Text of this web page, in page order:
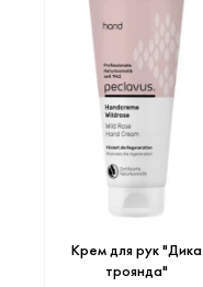
Крем для рук "Дика
троянда"